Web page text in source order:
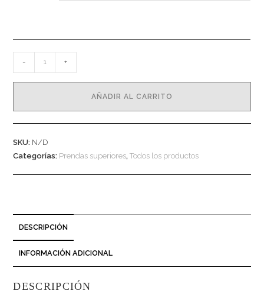
Sombra
- +
AÑADIR AL CARRITO
SKU: N/D
Categorías: Prendas superiores,Todos los productos
DESCRIPCIÓN
INFORMACIÓN ADICIONAL
DESCRIPCIÓN